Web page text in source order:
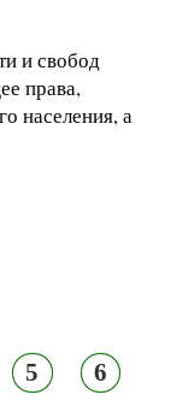
и свобод
права,
населения, а
5 6